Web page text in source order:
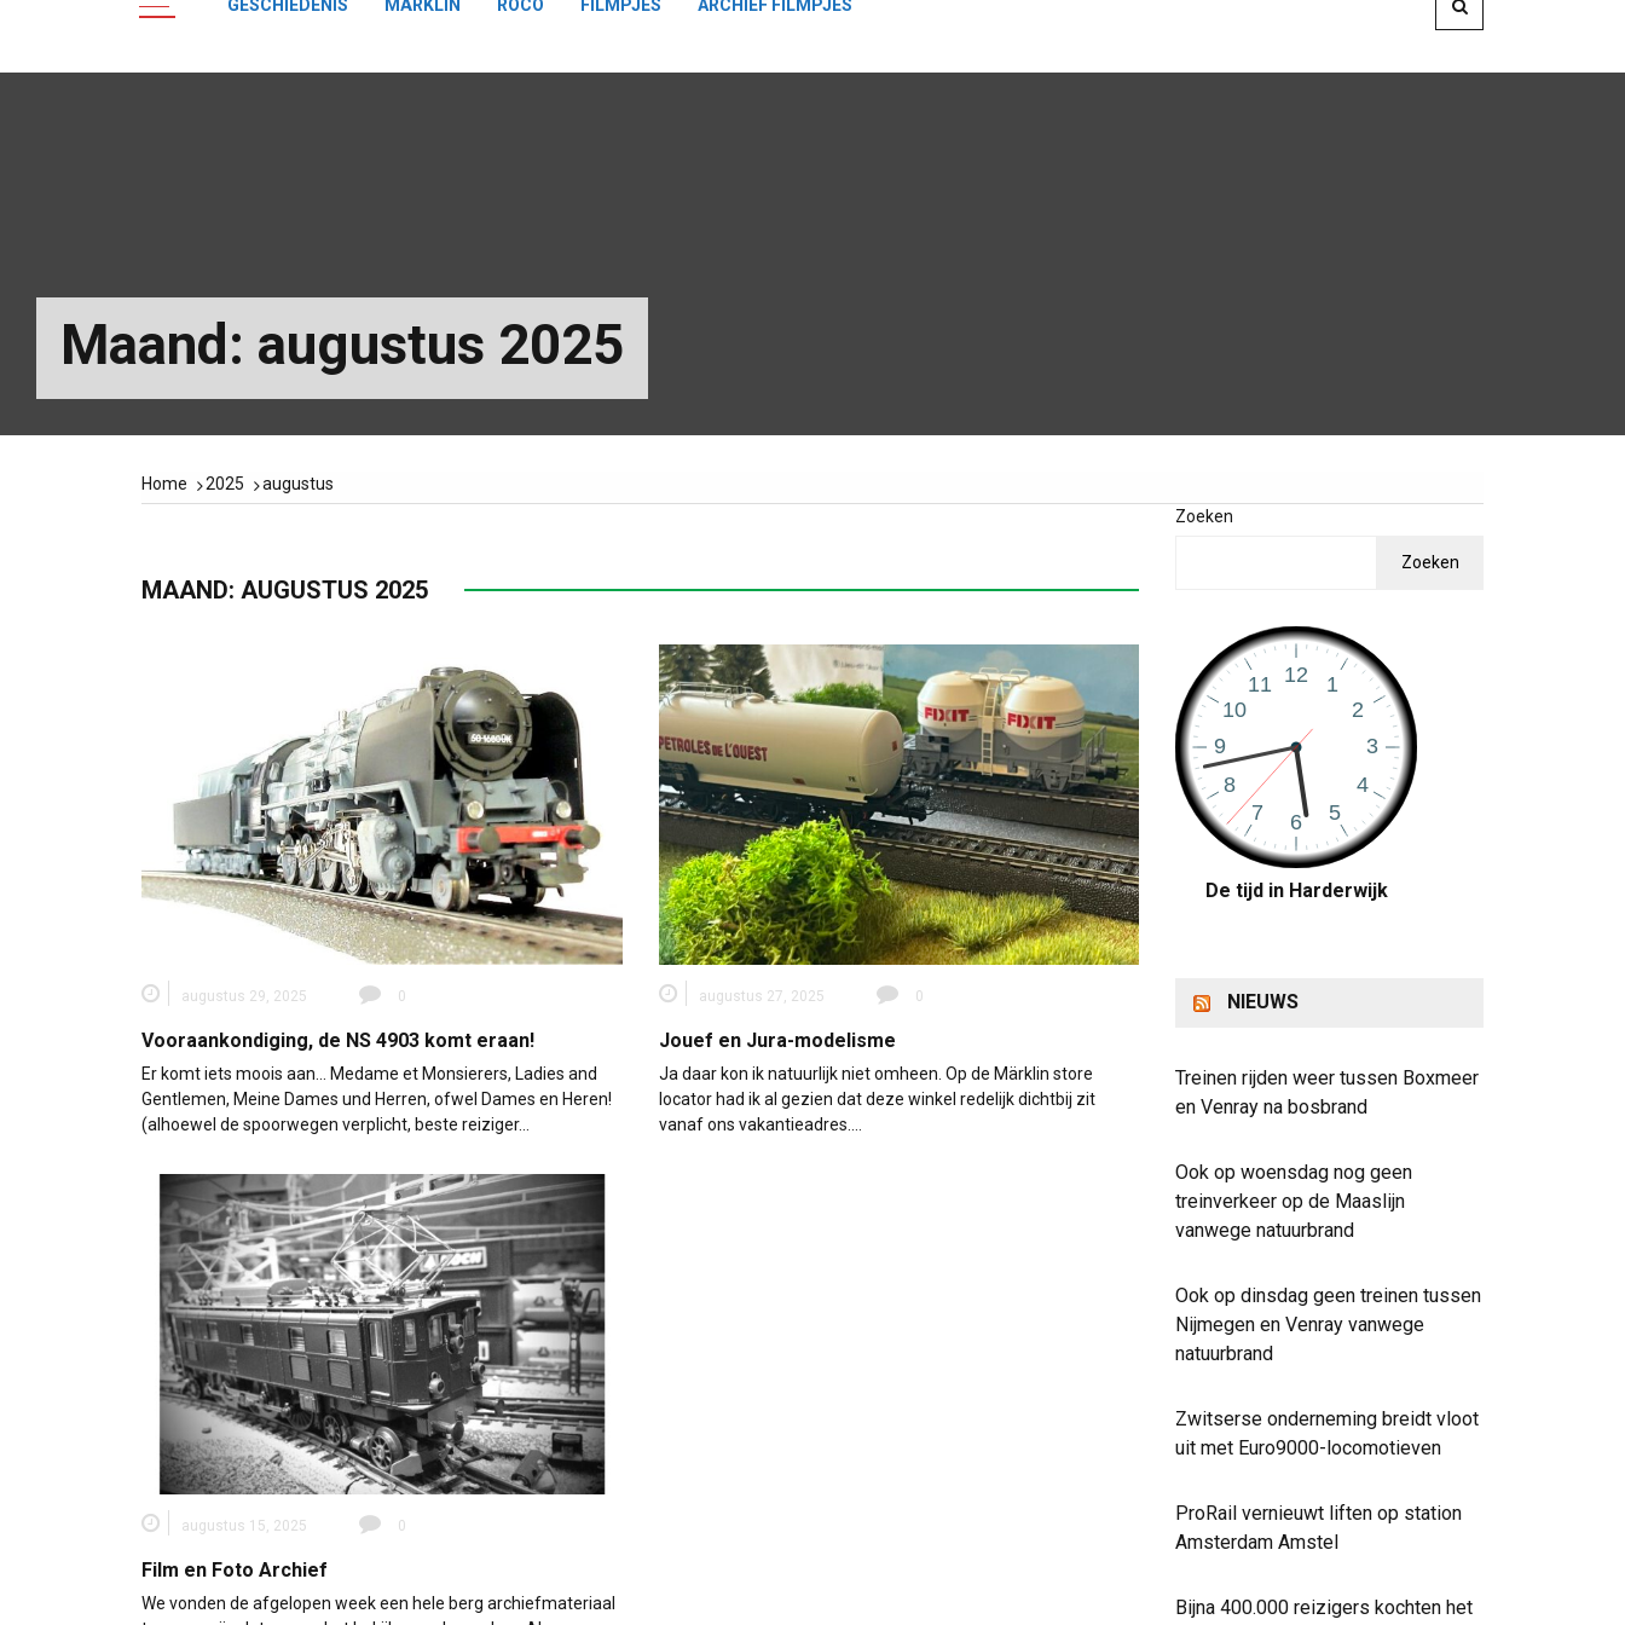
GESCHIEDENIS MÄRKLIN ROCO FILMPJES ARCHIEF FILMPJES
Maand: augustus 2025
Home 2025 augustus
MAAND: AUGUSTUS 2025
augustus 29, 2025 0
Vooraankondiging, de NS 4903 komt eraan!
Er komt iets moois aan... Medame et Monsierers, Ladies and
Gentlemen, Meine Dames und Herren, ofwel Dames en Heren!
(alhoewel de spoorwegen verplicht, beste reiziger…
augustus 27, 2025 0
Jouef en Jura-modelisme
Ja daar kon ik natuurlijk niet omheen. Op de Märklin store
locator had ik al gezien dat deze winkel redelijk dichtbij zit
vanaf ons vakantieadres.…
augustus 15, 2025 0
Film en Foto Archief
We vonden de afgelopen week een hele berg archiefmateriaal
Zoeken
Zoeken
De tijd in Harderwijk
NIEUWS
Treinen rijden weer tussen Boxmeer
en Venray na bosbrand
Ook op woensdag nog geen
treinverkeer op de Maaslijn
vanwege natuurbrand
Ook op dinsdag geen treinen tussen
Nijmegen en Venray vanwege
natuurbrand
Zwitserse onderneming breidt vloot
uit met Euro9000-locomotieven
ProRail vernieuwt liften op station
Amsterdam Amstel
Bijna 400.000 reizigers kochten het